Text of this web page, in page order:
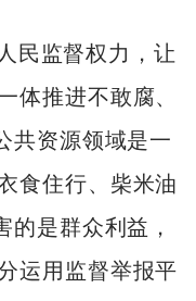
民监督权力，让
体推进不敢腐、
共资源领域是一
食住行、柴米油
的是群众利益，
运用监督举报平